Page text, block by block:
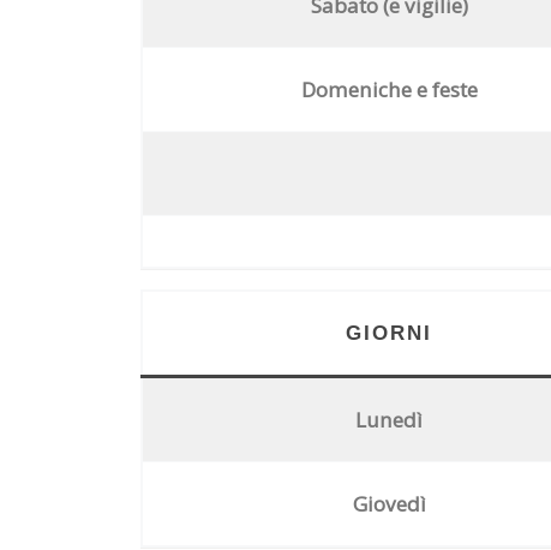
Sabato (e vigilie)
Domeniche e feste
GIORNI
Lunedì
Giovedì